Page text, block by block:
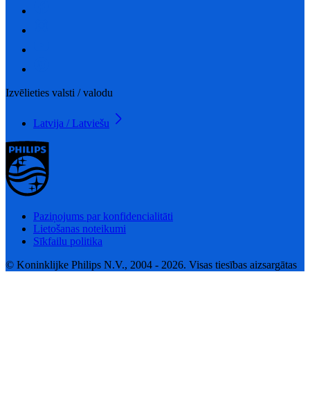
Izvēlieties valsti / valodu
Latvija / Latviešu
Paziņojums par konfidencialitāti
Lietošanas noteikumi
Sīkfailu politika
© Koninklijke Philips N.V., 2004 - 2026. Visas tiesības aizsargātas